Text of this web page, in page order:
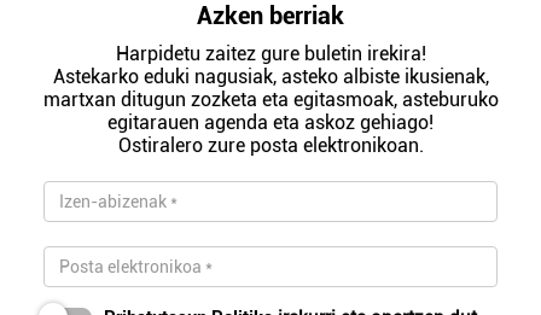
Azken berriak
Harpidetu zaitez gure buletin irekira!
Astekarko eduki nagusiak, asteko albiste ikusienak,
martxan ditugun zozketa eta egitasmoak, asteburuko
egitarauen agenda eta askoz gehiago!
Ostiralero zure posta elektronikoan.